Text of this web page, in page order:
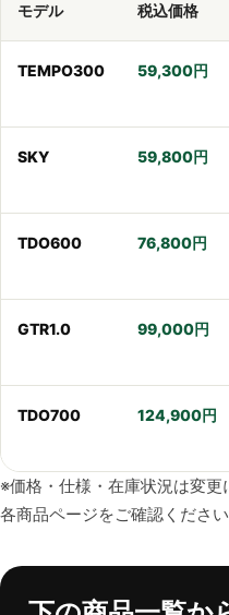
モデル 税込価格
TEMPO300 59,300円
SKY 59,800円
TDO600 76,800円
GTR1.0 99,000円
TDO700 124,900円
※価格・仕様・在庫状況は変
各商品ページをご確認ください